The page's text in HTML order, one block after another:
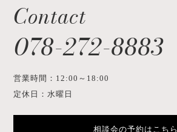
Contact
078-272-8883
営業時間：12:00～18:00
定休日：水曜日
相談会の予約はこちら